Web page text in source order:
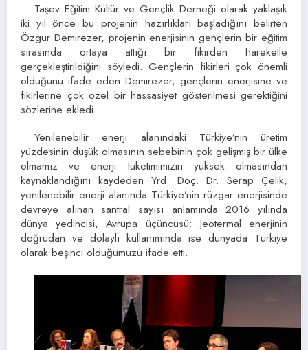
Taşev Eğitim Kültür ve Gençlik Derneği olarak yaklaşık
iki yıl önce bu projenin hazırlıkları başladığını belirten
Özgür Demirezer, projenin enerjisinin gençlerin bir eğitim
sırasında ortaya attığı bir fikirden hareketle
gerçekleştirildiğini söyledi. Gençlerin fikirleri çok önemli
olduğunu ifade eden Demirezer, gençlerin enerjisine ve
fikirlerine çok özel bir hassasiyet gösterilmesi gerektiğini
sözlerine ekledi.
Yenilenebilir enerji alanındaki Türkiye’nin üretim
yüzdesinin düşük olmasının sebebinin çok gelişmiş bir ülke
olmamız ve enerji tüketimimizin yüksek olmasından
kaynaklandığını kaydeden Yrd. Doç. Dr. Serap Çelik,
yenilenebilir enerji alanında Türkiye’nin rüzgar enerjisinde
devreye alınan santral sayısı anlamında 2016 yılında
dünya yedincisi, Avrupa üçüncüsü; Jeotermal enerjinin
doğrudan ve dolaylı kullanımında ise dünyada Türkiye
olarak beşinci olduğumuzu ifade etti.